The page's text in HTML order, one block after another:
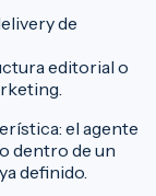
de
editorial o
el agente
dentro de un
definido.